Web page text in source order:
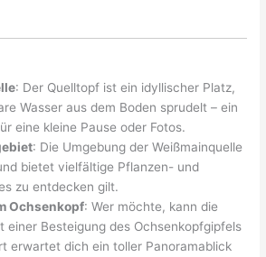
: Der Quelltopf ist ein idyllischer Platz,
Wasser aus dem Boden sprudelt – ein
eine kleine Pause oder Fotos.
: Die Umgebung der Weißmainquelle
bietet vielfältige Pflanzen- und
zu entdecken gilt.
Ochsenkopf: Wer möchte, kann die
einer Besteigung des Ochsenkopfgipfels
erwartet dich ein toller Panoramablick